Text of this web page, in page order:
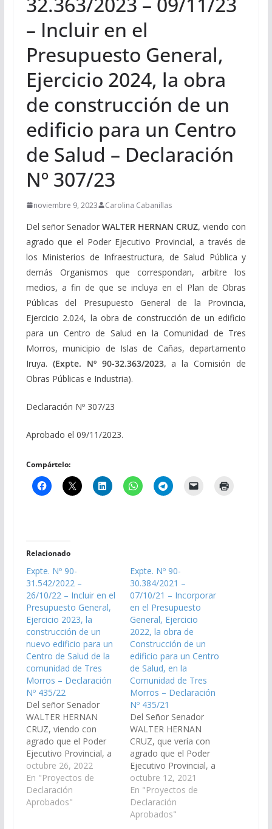
– Incluir en el
Presupuesto General,
Ejercicio 2024, la obra
de construcción de un
edificio para un Centro
de Salud – Declaración
Nº 307/23
noviembre 9, 2023 Carolina Cabanillas
Del señor Senador WALTER HERNAN CRUZ, viendo con
agrado que el Poder Ejecutivo Provincial, a través de
los Ministerios de Infraestructura, de Salud Pública y
demás Organismos que correspondan, arbitre los
medios, a fin de que se incluya en el Plan de Obras
Públicas del Presupuesto General de la Provincia,
Ejercicio 2.024, la obra de construcción de un edificio
para un Centro de Salud en la Comunidad de Tres
Morros, municipio de Islas de Cañas, departamento
Iruya. (Expte. Nº 90-32.363/2023,a la Comisión de
Obras Públicas e Industria).
Declaración Nº 307/23
Aprobado el 09/11/2023.
Compártelo:
Relacionado
Expte. Nº 90-
31.542/2022 –
26/10/22 – Incluir en el
Presupuesto General,
Ejercicio 2023, la
construcción de un
nuevo edificio para un
Centro de Salud de la
comunidad de Tres
Morros – Declaración
Nº 435/22
Del señor Senador
WALTER HERNAN
CRUZ, viendo con
agrado que el Poder
Ejecutivo Provincial, a
través de los
Ministerios de
Infraestructura, Salud
Pública y demás
octubre 26, 2022
En "Proyectos de
Declaración
Aprobados"
Expte. Nº 90-
30.384/2021 –
07/10/21 – Incorporar
en el Presupuesto
General, Ejercicio
2022, la obra de
Construcción de un
edificio para un Centro
de Salud, en la
Comunidad de Tres
Morros – Declaración
Nº 435/21
Del Señor Senador
WALTER HERNAN
CRUZ, que vería con
agrado que el Poder
Ejecutivo Provincial, a
través del Ministerio de
Infraestructura, de
Salud Pública y demás
organismos que
octubre 12, 2021
En "Proyectos de
Declaración
Aprobados"